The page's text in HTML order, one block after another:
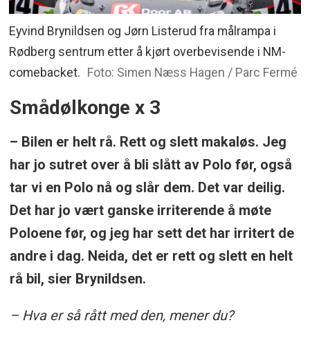
Eyvind Brynildsen og Jørn Listerud fra målrampa i
Rødberg sentrum etter å kjørt overbevisende i NM-
comebacket. Foto: Simen Næss Hagen / Parc Fermé
Smådølkonge x 3
– Bilen er helt rå. Rett og slett makaløs. Jeg
har jo sutret over å bli slått av Polo før, også
tar vi en Polo nå og slår dem. Det var deilig.
Det har jo vært ganske irriterende å møte
Poloene før, og jeg har sett det har irritert de
andre i dag. Neida, det er rett og slett en helt
rå bil, sier Brynildsen.
– Hva er så rått med den, mener du?